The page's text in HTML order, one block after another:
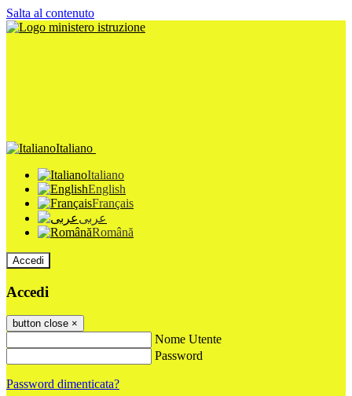
Salta al contenuto
Italiano
Italiano
English
Français
عربى
Română
Accedi
Accedi
button close ×
Nome Utente
Password
Password dimenticata?